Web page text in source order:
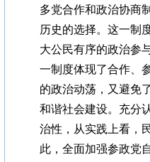
多党合作和政治协商
历史的选择。这一制
大公民有序的政治参
一制度体现了合作、
的政治动荡，又避免
和谐社会建设。充分
治性，从实践上看，
此，全面加强参政党